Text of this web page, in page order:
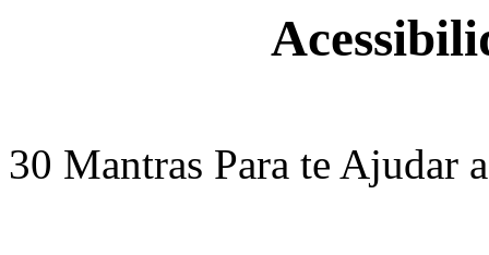
30 Mantras Para te Ajudar